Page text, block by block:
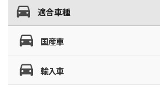
適合車種
国産車
輸入車